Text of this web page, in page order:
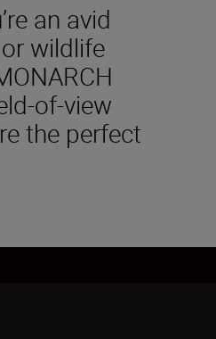
an avid
wildlife
of-view
the perfect